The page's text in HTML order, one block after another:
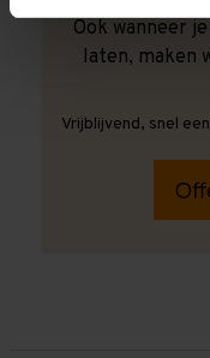
Ook wanneer
laten, maken
Vrijblijvend, snel